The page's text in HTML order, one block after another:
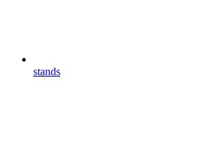
stands